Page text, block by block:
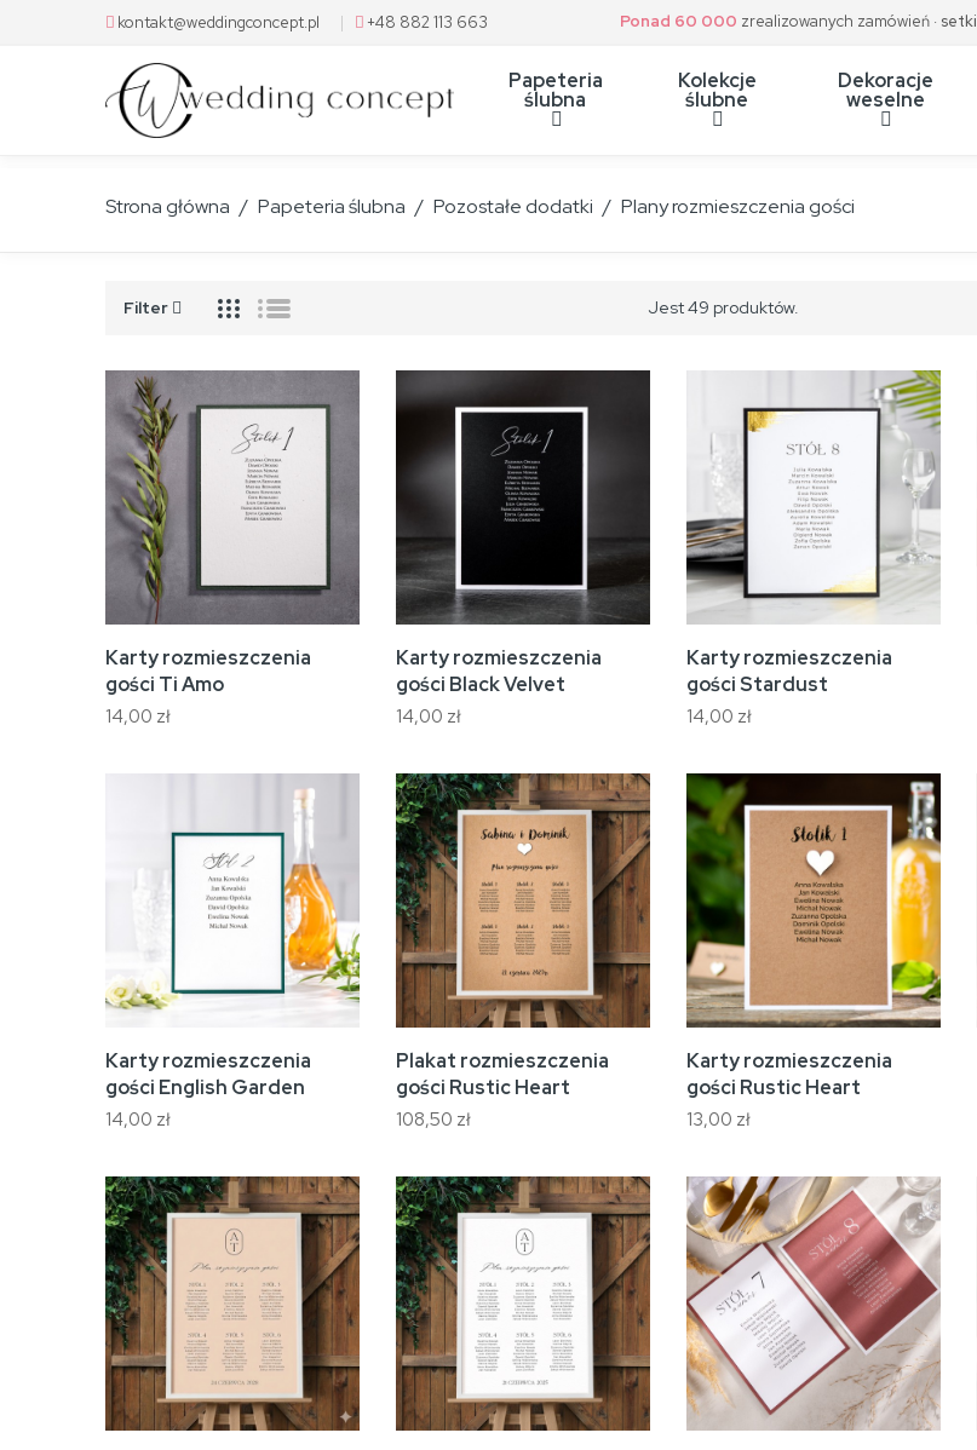
kontakt@weddingconcept.pl | +48 882 113 663 Ponad 60 000 zrealizowanych zamówień · setki
Papeteria
ślubna
Kolekcje
ślubne
Dekoracje
weselne
Strona główna Papeteria ślubna Pozostałe dodatki Plany rozmieszczenia gości
Filter Jest 49 produktów.
Karty rozmieszczenia
gości Ti Amo
14,00 zł
Karty rozmieszczenia
gości Black Velvet
14,00 zł
Karty rozmieszczenia
gości Stardust
14,00 zł
Karty rozmieszczenia
gości English Garden
14,00 zł
Plakat rozmieszczenia
gości Rustic Heart
108,50 zł
Karty rozmieszczenia
gości Rustic Heart
13,00 zł